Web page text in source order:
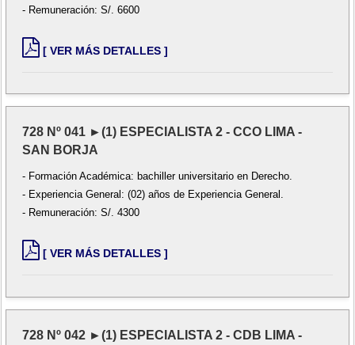
- Remuneración: S/. 6600
[ VER MÁS DETALLES ]
728 Nº 041 ►(1) ESPECIALISTA 2 - CCO LIMA -
SAN BORJA
- Formación Académica: bachiller universitario en Derecho.
- Experiencia General: (02) años de Experiencia General.
- Remuneración: S/. 4300
[ VER MÁS DETALLES ]
728 Nº 042 ►(1) ESPECIALISTA 2 - CDB LIMA -